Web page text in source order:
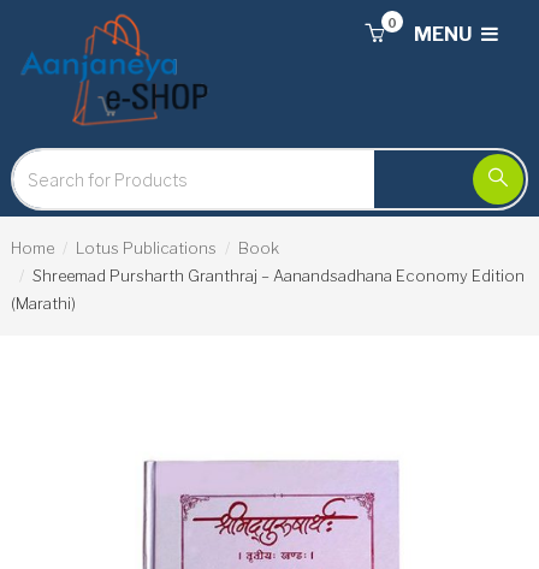
MENU
0
Home Lotus Publications
Book
Shreemad Pursharth Granthraj – Aanandsadhana Economy Edition
(Marathi)